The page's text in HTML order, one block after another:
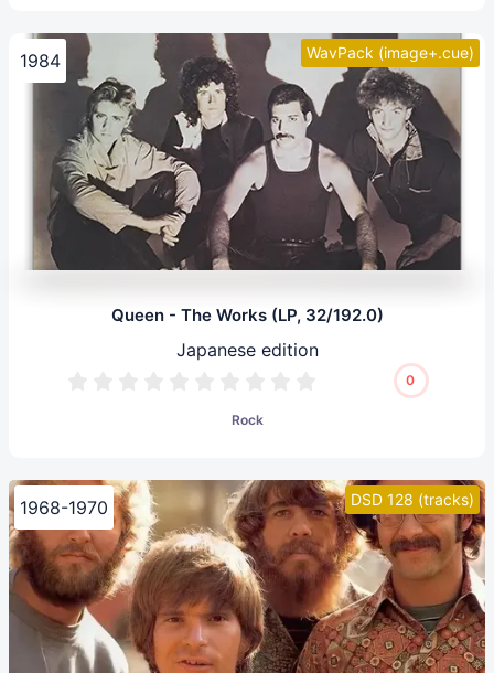
WavPack (image+.cue)
1984
Queen - The Works (LP, 32/192.0)
Japanese edition
0
Rock
DSD 128 (tracks)
1968-1970